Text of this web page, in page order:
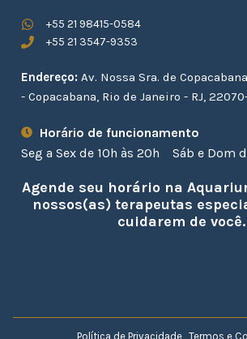
+55 21 98415-0584
+55 21 3547-9353
Endereço: Av. Nossa Sra. de
- Copacabana, Rio de Janeiro - RJ, 22070-
Horário de funcionamento
Seg a Sex de 10h às 20h
Sáb e Dom
Agende seu horário na
nossos(as) terapeutas
cuidarem de você.
Política de Privacidade Termos e